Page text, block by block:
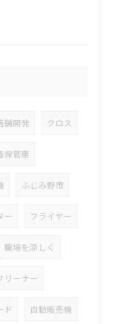
舗開発 クロス
保管庫
ふじみ野市
ー フライヤー
職場を涼しく
リーナー
ド 自動販売機